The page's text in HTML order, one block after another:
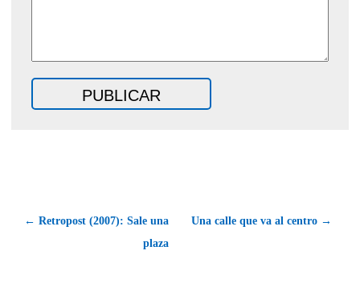
← Retropost (2007): Sale una
plaza
Una calle que va al centro →